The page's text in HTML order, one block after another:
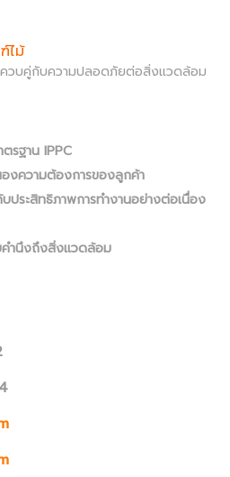
ไม้
บคู่กับความปลอดภัยต่อสิ่งแวดล้อม
าตรฐาน IPPC
ความต้องการของลูกค้า
ประสิทธิภาพการทำงานอย่างต่อเนื่อง
คำนึงถึงสิ่งแวดล้อม